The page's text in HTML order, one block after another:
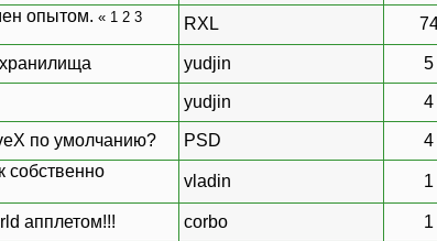
опытом. « 1 2 3
RXL
yudjin 5
yudjin 4
по умолчанию? PSD 4
собственно
vladin 1
апплетом!!! corbo 1